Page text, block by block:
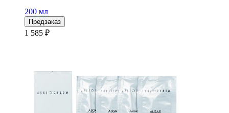
200 мл
Предзаказ
1 585 ₽